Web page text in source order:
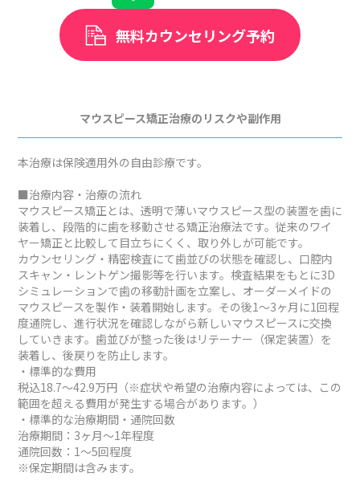
無料カウンセリング予約
マウスピース矯正治療のリスクや副作用
本治療は保険適用外の自由診療です。
■治療内容・治療の流れ
マウスピース矯正とは、透明で薄いマウスピース型の装置を歯に
装着し、段階的に歯を移動させる矯正治療法です。従来のワイ
ヤー矯正と比較して目立ちにくく、取り外しが可能です。
カウンセリング・精密検査にて歯並びの状態を確認し、口腔内
スキャン・レントゲン撮影等を行います。検査結果をもとに3D
シミュレーションで歯の移動計画を立案し、オーダーメイドの
マウスピースを製作・装着開始します。その後1～3ヶ月に1回程
度通院し、進行状況を確認しながら新しいマウスピースに交換
していきます。歯並びが整った後はリテーナー（保定装置）を
装着し、後戻りを防止します。
・標準的な費用
税込18.7～42.9万円（※症状や希望の治療内容によっては、この
範囲を超える費用が発生する場合があります。）
・標準的な治療期間・通院回数
治療期間：3ヶ月～1年程度
通院回数：1～5回程度
※保定期間は含みます。